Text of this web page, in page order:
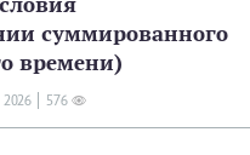
суммированного
времени)
2026 576